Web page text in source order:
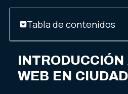
Tabla de contenidos
WEB EN